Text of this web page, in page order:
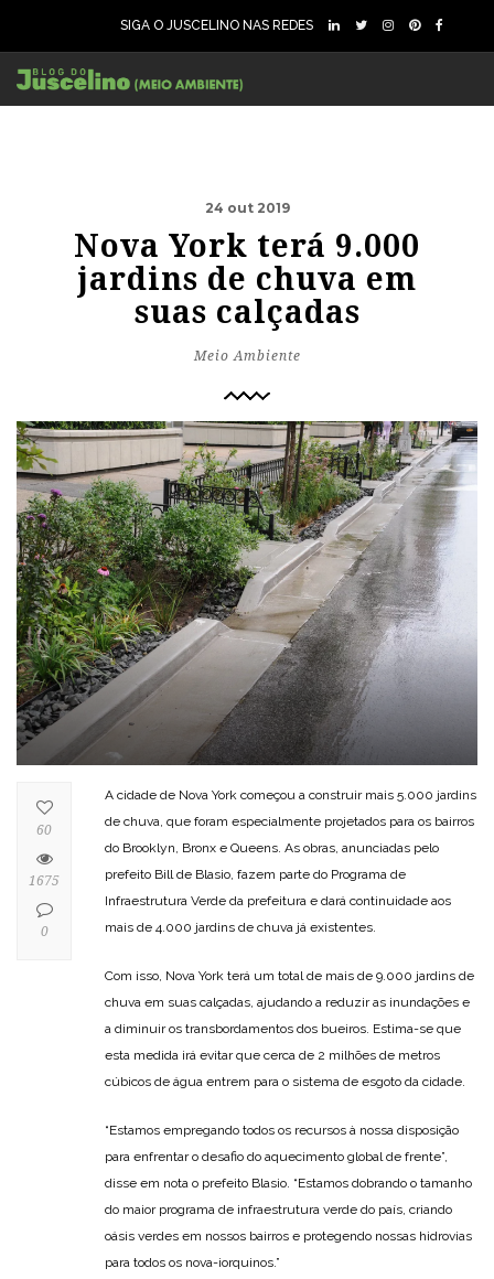
SIGA O JUSCELINO NAS REDES
24 out 2019
Nova York terá 9.000
jardins de chuva em
suas calçadas
Meio Ambiente
A cidade de Nova York começou a construir mais 5.000 jardins
de chuva, que foram especialmente projetados para os bairros
do Brooklyn, Bronx e Queens. As obras, anunciadas pelo
prefeito Bill de Blasio, fazem parte do Programa de
Infraestrutura Verde da prefeitura e dará continuidade aos
mais de 4.000 jardins de chuva já existentes.
Com isso, Nova York terá um total de mais de 9.000 jardins de
chuva em suas calçadas, ajudando a reduzir as inundações e
a diminuir os transbordamentos dos bueiros. Estima-se que
esta medida irá evitar que cerca de 2 milhões de metros
cúbicos de água entrem para o sistema de esgoto da cidade.
“Estamos empregando todos os recursos à nossa disposição
para enfrentar o desafio do aquecimento global de frente”,
disse em nota o prefeito Blasio. “Estamos dobrando o tamanho
do maior programa de infraestrutura verde do país, criando
oásis verdes em nossos bairros e protegendo nossas hidrovias
para todos os nova-iorquinos.”
60
1675
0